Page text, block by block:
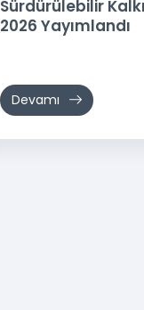
Sürdürülebilir
2026 Yayımlandı
Devamı